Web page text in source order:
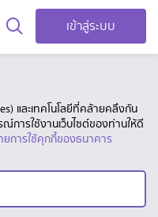
เข้าสู่ระบบ
และเทคโนโลยีที่คล้ายคลึงกัน
การใช้งานเว็บไซต์ของท่านให้ดี
ยการใช้คุกกี้ของธนาคาร